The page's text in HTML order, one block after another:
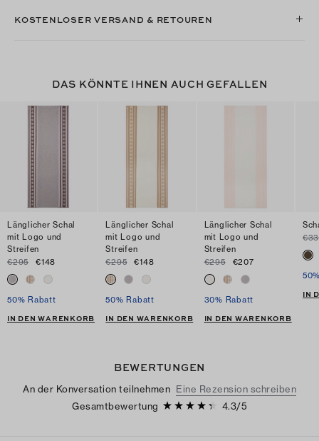
KOSTENLOSER VERSAND & RETOUREN
DAS KÖNNTE IHNEN AUCH GEFALLEN
Länglicher Schal
mit Logo und
Streifen
€295
€148
50% Rabatt
IN DEN WARENKORB
Länglicher Schal
mit Logo und
Streifen
€295
€148
50% Rabatt
IN DEN WARENKORB
Länglicher Schal
mit Logo und
Streifen
€295
€207
30% Rabatt
IN DEN WARENKORB
IN
BEWERTUNGEN
An der Konversation teilnehmen Eine Rezension schreiben
Gesamtbewertung
4.3/5